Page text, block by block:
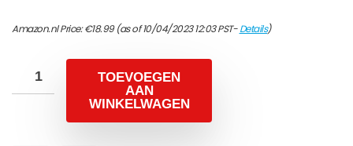
Amazon.nl Price:€18.99(as of 10/04/2023 12:03 PST-Details)
TOEVOEGEN
AAN
WINKELWAGEN